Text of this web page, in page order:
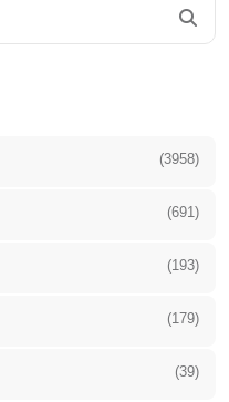
(3958)
(691)
(193)
(179)
(39)